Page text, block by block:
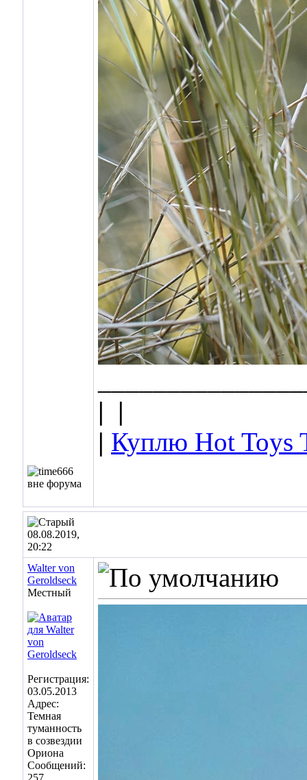
|
|
| Куплю Hot Toys
08.08.2019,
20:22
Walter von
Geroldseck
Местный
Регистрация:
03.05.2013
Адрес:
Темная
туманность
в созвездии
Ориона
Сообщений:
257